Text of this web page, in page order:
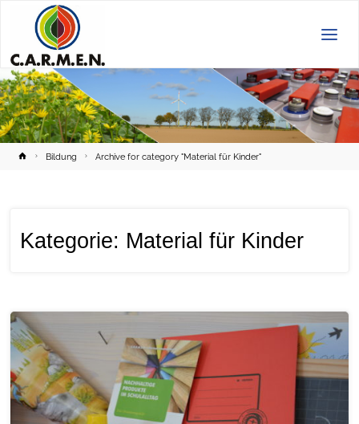
HomeBildung Archive for category "Material für Kinder"
Kategorie: Material für Kinder